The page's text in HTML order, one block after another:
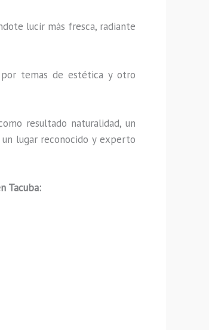
lucir más fresca, radiante
temas de estética y otro
resultado naturalidad, un
lugar reconocido y experto
Tacuba: